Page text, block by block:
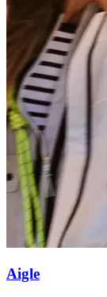
Aigle